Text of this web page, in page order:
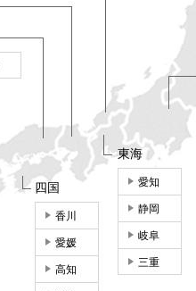
東海
愛知
静岡
岐阜
三重
四国
香川
愛媛
高知